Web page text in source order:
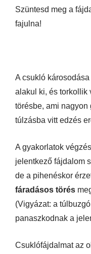
Szüntesd meg a
fajulna!
A csukló
alakul ki, és torkollik
törésbe, ami
túlzásba vitt edzés
A gyakorlatok
jelentkező fájdalom
de a pihenéskor
fáradásos törés
(Vigyázat: a
panaszkodnak a
Csuklófájdalmat az